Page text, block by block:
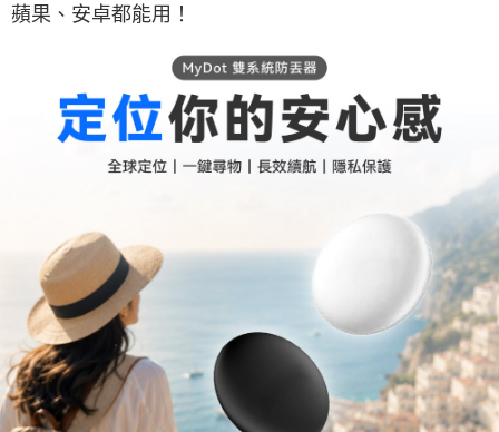
每筆NT$100
蘋果、安卓都能用！